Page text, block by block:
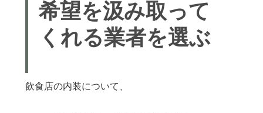
希望を汲み取って
くれる業者を選ぶ
飲食店の内装について、